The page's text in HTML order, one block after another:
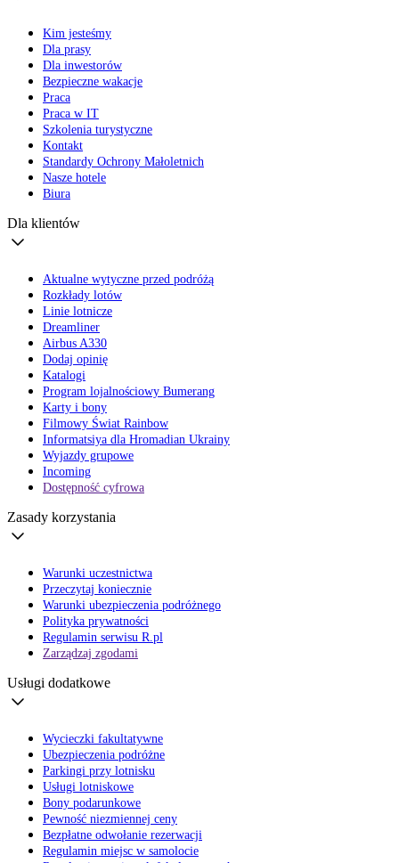
Kim jesteśmy
Dla prasy
Dla inwestorów
Bezpieczne wakacje
Praca
Praca w IT
Szkolenia turystyczne
Kontakt
Standardy Ochrony Małoletnich
Nasze hotele
Biura
Dla klientów
Aktualne wytyczne przed podróżą
Rozkłady lotów
Linie lotnicze
Dreamliner
Airbus A330
Dodaj opinię
Katalogi
Program lojalnościowy Bumerang
Karty i bony
Filmowy Świat Rainbow
Informatsiya dla Hromadian Ukrainy
Wyjazdy grupowe
Incoming
Dostępność cyfrowa
Zasady korzystania
Warunki uczestnictwa
Przeczytaj koniecznie
Warunki ubezpieczenia podróżnego
Polityka prywatności
Regulamin serwisu R.pl
Zarządzaj zgodami
Usługi dodatkowe
Wycieczki fakultatywne
Ubezpieczenia podróżne
Parkingi przy lotnisku
Usługi lotniskowe
Bony podarunkowe
Pewność niezmiennej ceny
Bezpłatne odwołanie rezerwacji
Regulamin miejsc w samolocie